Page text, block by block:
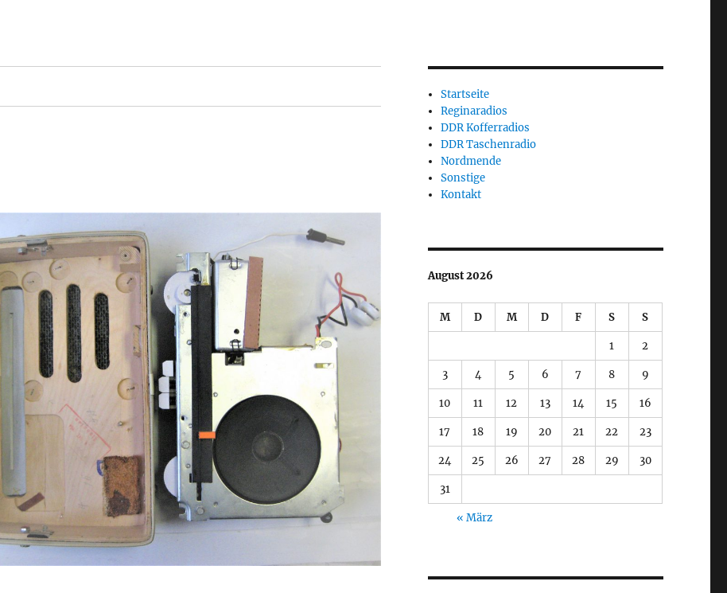
Startseite
Reginaradios
DDR Kofferradios
DDR Taschenradio
Nordmende
Sonstige
Kontakt
August 2026
M D M D F S S
1 2
3 4 5 6 7 8 9
10 11 12 13 14 15 16
17 18 19 20 21 22 23
24 25 26 27 28 29 30
31
« März